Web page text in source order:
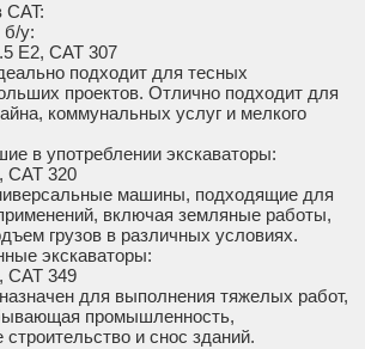
CAT:
б/у:
E2, CAT 307
подходит для тесных
проектов. Отлично подходит для
коммунальных услуг и мелкого
в употреблении экскаваторы:
CAT 320
машины, подходящие для
включая земляные работы,
грузов в различных условиях.
экскаваторы:
CAT 349
для выполнения тяжелых работ,
промышленность,
и снос зданий.